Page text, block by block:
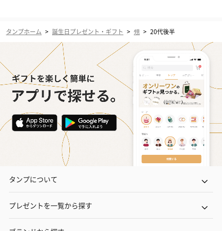
タンプホーム > 誕生日プレゼント・ギフト > 甥 > 20代後半
タンプについて
プレゼントを一覧から探す